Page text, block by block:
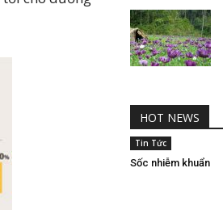
HOT NEWS
Tin Tức
Sốc nhiễm khuẩn